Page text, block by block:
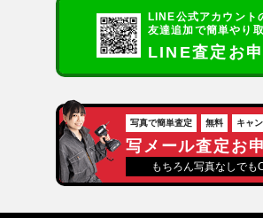
LINE公式アカウント
友達追加で簡単やり取
LINE査定お
写真で簡単査定 無料 キャ
写メール査定お
もちろん写真なしでも